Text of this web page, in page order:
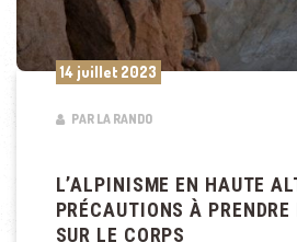
14 juillet 2023
PAR LA RANDO
L’ALPINISME EN HAUTE
PRÉCAUTIONS À
SUR LE CORPS